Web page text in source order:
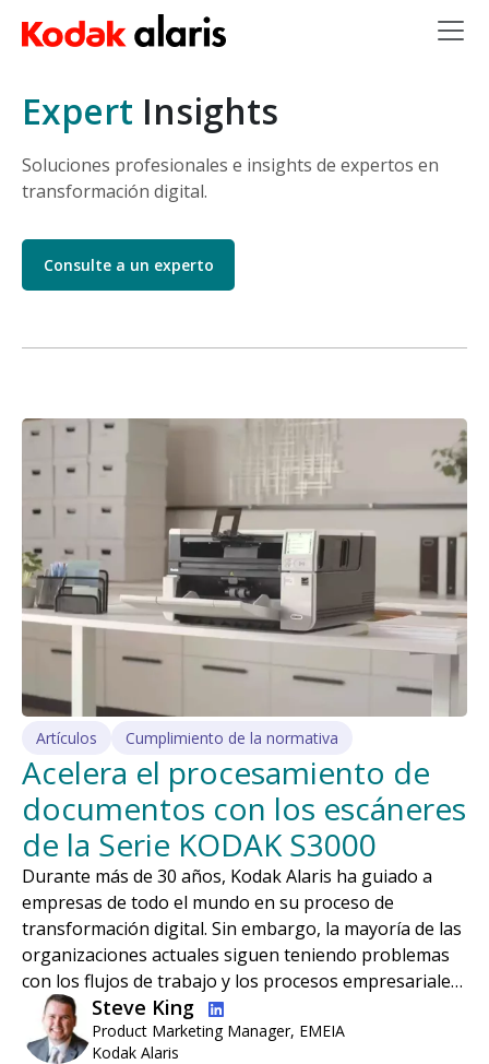
Skip to main content
Expert Insights
Soluciones profesionales e insights de expertos en
transformación digital.
Consulte a un experto
Artículos Cumplimiento de la normativa
Acelera el procesamiento de
documentos con los escáneres
de la Serie KODAK S3000
Durante más de 30 años, Kodak Alaris ha guiado a
empresas de todo el mundo en su proceso de
transformación digital. Sin embargo, la mayoría de las
organizaciones actuales siguen teniendo problemas
con los flujos de trabajo y los procesos empresariale…
Imagen
Steve King
Product Marketing Manager, EMEIA
Kodak Alaris